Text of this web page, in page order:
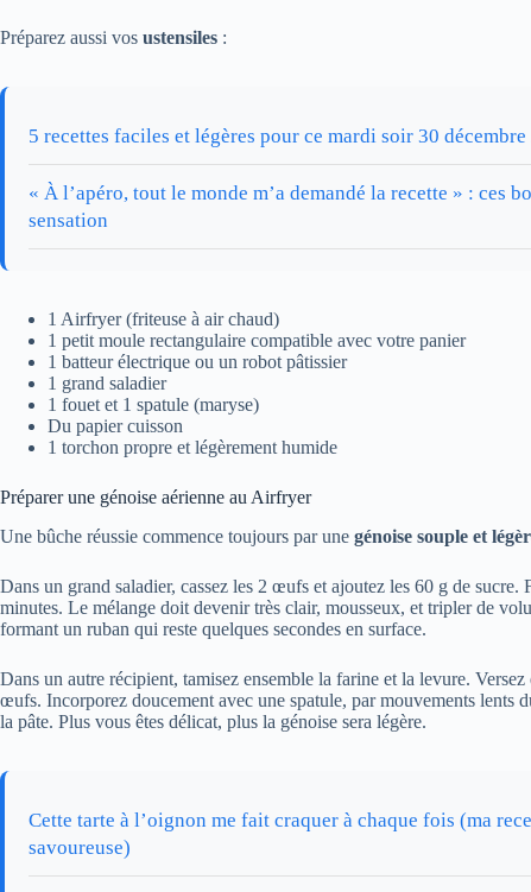
Préparez aussi vos ustensiles :
5 recettes faciles et légères pour ce mardi soir 30 décembre
« À l’apéro, tout le monde m’a demandé la recette » : ces
sensation
1 Airfryer (friteuse à air chaud)
1 petit moule rectangulaire compatible avec votre panier
1 batteur électrique ou un robot pâtissier
1 grand saladier
1 fouet et 1 spatule (maryse)
Du papier cuisson
1 torchon propre et légèrement humide
Préparer une génoise aérienne au Airfryer
Une bûche réussie commence toujours par une génoise souple et
Dans un grand saladier, cassez les 2 œufs et ajoutez les 60 g de
minutes. Le mélange doit devenir très clair, mousseux, et tripler de
formant un ruban qui reste quelques secondes en surface.
Dans un autre récipient, tamisez ensemble la farine et la levure.
œufs. Incorporez doucement avec une spatule, par mouvements lents
la pâte. Plus vous êtes délicat, plus la génoise sera légère.
Cette tarte à l’oignon me fait craquer à chaque fois (ma
savoureuse)